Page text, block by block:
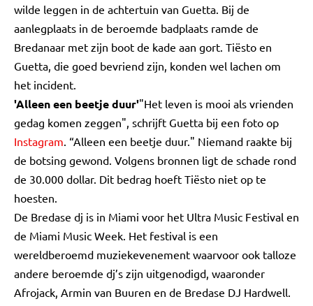
wilde leggen in de achtertuin van Guetta. Bij de
aanlegplaats in de beroemde badplaats ramde de
Bredanaar met zijn boot de kade aan gort. Tiësto en
Guetta, die goed bevriend zijn, konden wel lachen om
het incident.
'Alleen een beetje duur'"Het leven is mooi als vrienden
gedag komen zeggen", schrijft Guetta bij een foto op
Instagram. “Alleen een beetje duur." Niemand raakte bij
de botsing gewond. Volgens bronnen ligt de schade rond
de 30.000 dollar. Dit bedrag hoeft Tiësto niet op te
hoesten.
De Bredase dj is in Miami voor het Ultra Music Festival en
de Miami Music Week. Het festival is een
wereldberoemd muziekevenement waarvoor ook talloze
andere beroemde dj’s zijn uitgenodigd, waaronder
Afrojack, Armin van Buuren en de Bredase DJ Hardwell.